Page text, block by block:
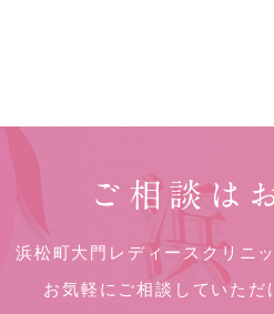
ご相談は
浜松町大門レディースクリニ
お気軽にご相談していただ